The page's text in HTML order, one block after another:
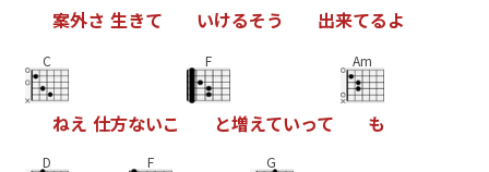
案外さ 生きて いけるそう 出来てるよ
C
ねえ 仕方ないこ
F
と増えていって
Am
も
D F G